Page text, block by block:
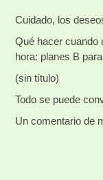
Cuidado, los
Qué hacer cuando
hora: planes B
(sin título)
Todo se puede
Un comentario de